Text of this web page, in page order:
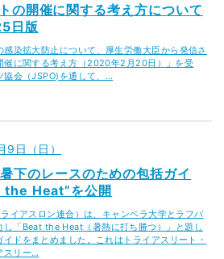
の開催に関する考え方について
日版
染拡大防止について、厚生労働大臣から発信さ
催に関する考え方（2020年2月20日）」を受
協会（JSPO)を通して、…
日（日）
下のレースのための包括ガイ
the Heat”を公開
イアスロン連合）は、キャンベラ大学とラフバ
し「Beat the Heat（暑熱に打ち勝つ）」と題し
イドをまとめました。これはトライアスリート・
スリー…